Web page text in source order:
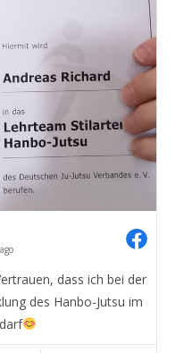
dass ich bei der
des Hanbo-Jutsu im